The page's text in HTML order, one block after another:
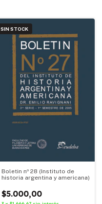
SIN STOCK
Boletin nº 28 (Instituto de
historia argentina y americana)
$5.000,00